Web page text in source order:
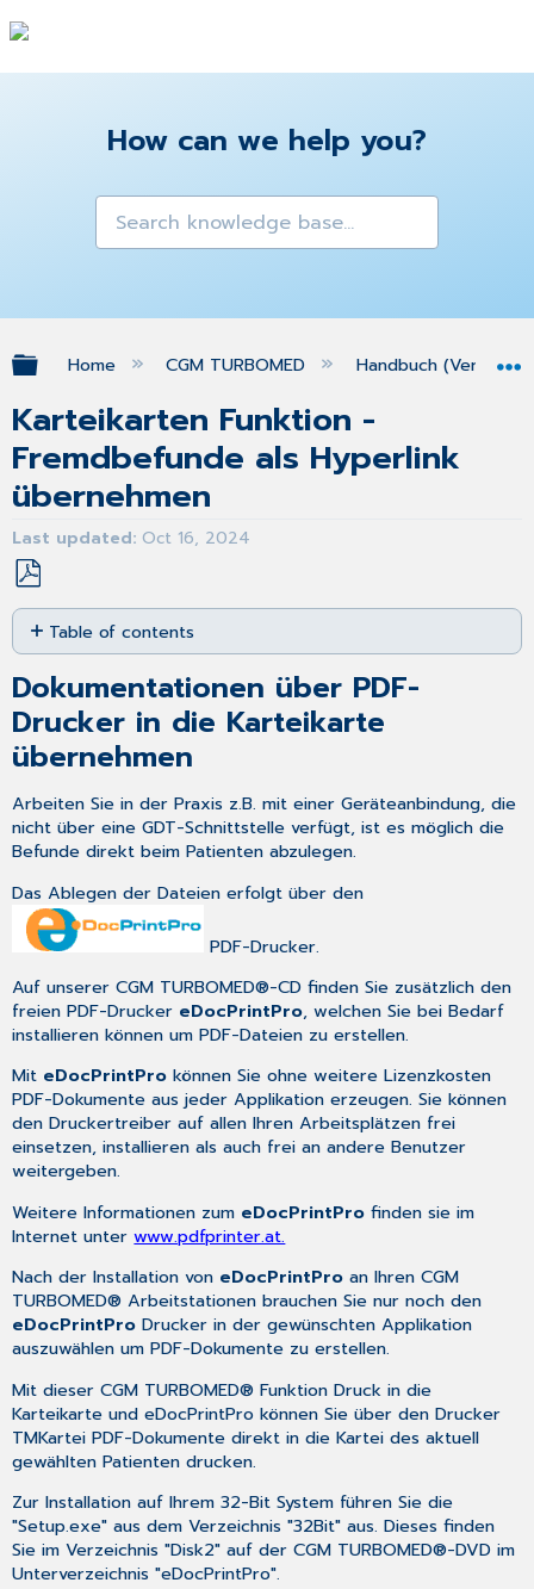
How can we help you?
Expand/collapse global hierarchy
Home CGM TURBOMED Handbuch (Version
Karteikarten Funktion -
Fremdbefunde als Hyperlink
übernehmen
Last updated Oct 16, 2024
Save
as
PDF
Table of contents
über
PDF-
Drucker
in
Karteikarte
übernehmen
Was
muss
in
CGM
erfolgen,
damit
Sie
Funktion
nutzen
können:
Dokumentationen über PDF-
Drucker in die Karteikarte
übernehmen
Arbeiten Sie in der Praxis z.B. mit einer Geräteanbindung, die
nicht über eine GDT-Schnittstelle verfügt, ist es möglich die
Befunde direkt beim Patienten abzulegen.
Das Ablegen der Dateien erfolgt über den
PDF-Drucker.
Auf unserer CGM TURBOMED®-CD finden Sie zusätzlich den
freien PDF-Drucker eDocPrintPro, welchen Sie bei Bedarf
installieren können um PDF-Dateien zu erstellen.
Mit eDocPrintPro können Sie ohne weitere Lizenzkosten
PDF-Dokumente aus jeder Applikation erzeugen. Sie können
den Druckertreiber auf allen Ihren Arbeitsplätzen frei
einsetzen, installieren als auch frei an andere Benutzer
weitergeben.
Weitere Informationen zum eDocPrintPro finden sie im
Internet unterwww.pdfprinter.at.
Nach der Installation von eDocPrintPro an Ihren CGM
TURBOMED® Arbeitstationen brauchen Sie nur noch den
eDocPrintPro Drucker in der gewünschten Applikation
auszuwählen um PDF-Dokumente zu erstellen.
Mit dieser CGM TURBOMED® Funktion Druck in die
Karteikarte und eDocPrintPro können Sie über den Drucker
TMKartei PDF-Dokumente direkt in die Kartei des aktuell
gewählten Patienten drucken.
Zur Installation auf Ihrem 32-Bit System führen Sie die
"Setup.exe" aus dem Verzeichnis "32Bit" aus. Dieses finden
Sie im Verzeichnis "Disk2" auf der CGM TURBOMED®-DVD im
Unterverzeichnis "eDocPrintPro".